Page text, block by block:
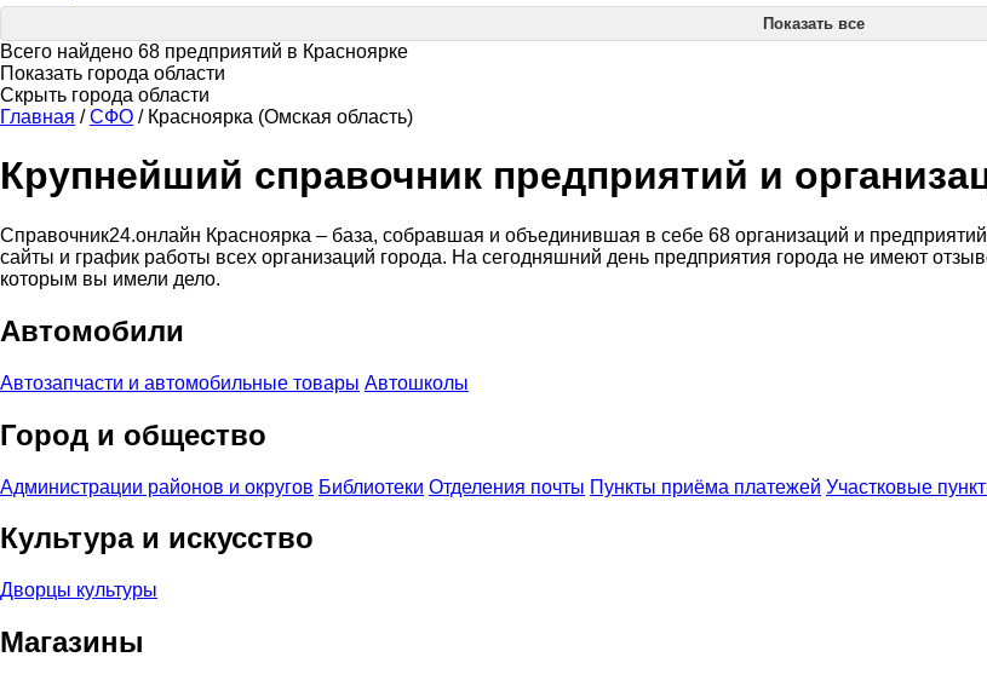
Показать все
Всего найдено 68 предприятий в Красноярке
Показать города области
Скрыть города области
Главная / СФО / Красноярка (Омская область)
Крупнейший справочник предприятий и
Справочник24.онлайн Красноярка – база, собравшая и объединившая в себе 68 организаций и
сайты и график работы всех организаций города. На сегодняшний день предприятия города не имеют
которым вы имели дело.
Автомобили
Автозапчасти и автомобильные товары Автошколы
Город и общество
Администрации районов и округов Библиотеки Отделения почты Пункты приёма платежей Участковые
Культура и искусство
Дворцы культуры
Магазины